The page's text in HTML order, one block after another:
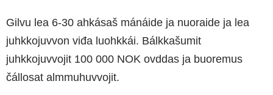
Gilvu lea 6-30 ahkásaš mánáide ja nuoraide ja lea
juhkkojuvvon viđa luohkkái. Bálkkašumit
juhkkojuvvojit 100 000 NOK ovddas ja buoremus
čállosat almmuhuvvojit.